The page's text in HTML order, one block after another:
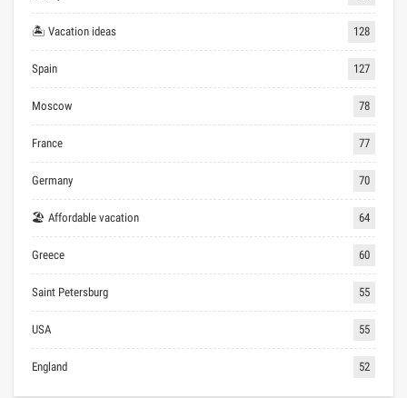
🏝 Vacation ideas 128
Spain 127
Moscow 78
France 77
Germany 70
🏖 Affordable vacation 64
Greece 60
Saint Petersburg 55
USA 55
England 52